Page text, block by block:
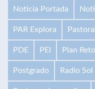
Noticia Portada
PAR Explora
PDE PEI Plan
Postgrado Radio Sol